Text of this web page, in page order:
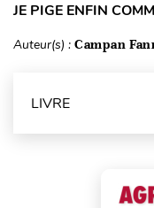
JE PIGE ENFIN
Auteur(s) : Campan
LIVRE